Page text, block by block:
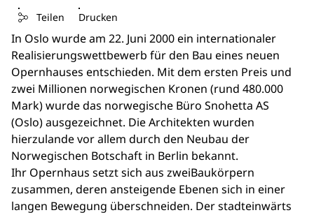
Teilen Drucken
In Oslo wurde am 22. Juni 2000 ein internationaler
Realisierungswettbewerb für den Bau eines neuen
Opernhauses entschieden. Mit dem ersten Preis und
zwei Millionen norwegischen Kronen (rund 480.000
Mark) wurde das norwegische Büro Snohetta AS
(Oslo) ausgezeichnet. Die Architekten wurden
hierzulande vor allem durch den Neubau der
Norwegischen Botschaft in Berlin bekannt.
Ihr Opernhaus setzt sich aus zweiBaukörpern
zusammen, deren ansteigende Ebenen sich in einer
langen Bewegung überschneiden. Der stadteinwärts